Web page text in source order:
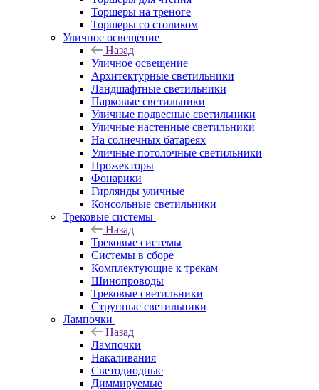
Торшеры на треноге
Торшеры со столиком
Уличное освещение
Назад
Уличное освещение
Архитектурные светильники
Ландшафтные светильники
Парковые светильники
Уличные подвесные светильники
Уличные настенные светильники
На солнечных батареях
Уличные потолочные светильники
Прожекторы
Фонарики
Гирлянды уличные
Консольные светильники
Трековые системы
Назад
Трековые системы
Системы в сборе
Комплектующие к трекам
Шинопроводы
Трековые светильники
Струнные светильники
Лампочки
Назад
Лампочки
Накаливания
Светодиодные
Диммируемые